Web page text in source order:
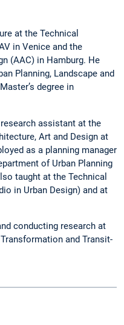
at the Technical
in Venice and the
(AAC) in Hamburg. He
Planning, Landscape and
degree in
assistant at the
Art and Design at
as a planning manager
of Urban Planning
taught at the Technical
in Urban Design) and at
conducting research at
and Transit-